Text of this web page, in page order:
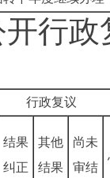
行
行政复议
结果
纠正
其他
结果
尚未
审结